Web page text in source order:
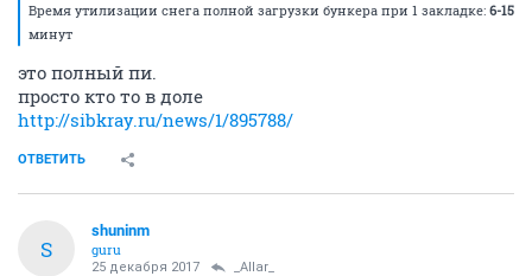
Время утилизации снега полной загрузки бункера при 1 закладке: 6-15
минут
это полный пи.
просто кто то в доле
http://sibkray.ru/news/1/895788/
ОТВЕТИТЬ
S
shuninm
guru
25 декабря 2017 _Allar_